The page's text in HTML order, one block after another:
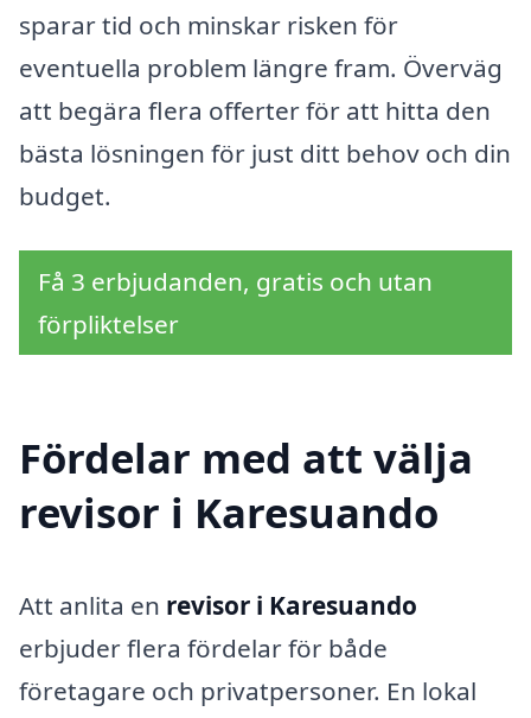
sparar tid och minskar risken för
eventuella problem längre fram. Överväg
att begära flera offerter för att hitta den
bästa lösningen för just ditt behov och din
budget.
Få 3 erbjudanden, gratis och utan
förpliktelser
Fördelar med att välja
revisor i Karesuando
Att anlita en revisor i Karesuando
erbjuder flera fördelar för både
företagare och privatpersoner. En lokal